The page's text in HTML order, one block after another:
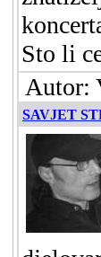
Sto li
Autor:
SAVJET